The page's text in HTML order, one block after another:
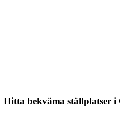
Hitta bekväma ställplatser